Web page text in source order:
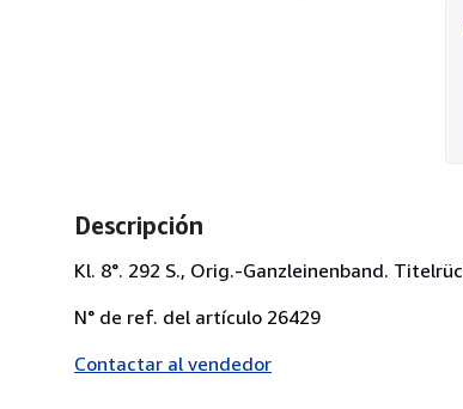
Descripción
Kl. 8°. 292 S., Orig.-Ganzleinenband.
N° de ref. del artículo 26429
Contactar al vendedor